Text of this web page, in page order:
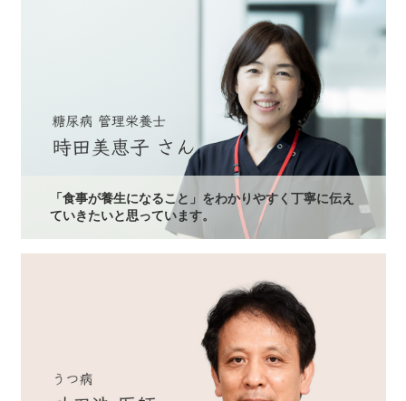
「食事が養生になること」をわかりやすく丁寧に伝え
ていきたいと思っています。